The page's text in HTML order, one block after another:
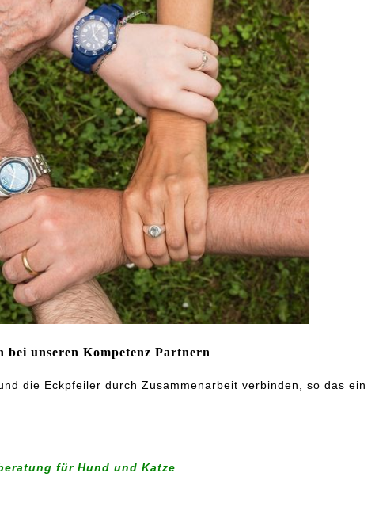
bei unseren Kompetenz Partnern
die Eckpfeiler durch Zusammenarbeit verbinden, so das ein
für Hund und Katze